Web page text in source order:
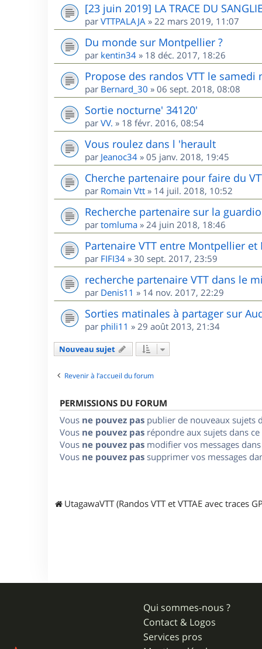
[23 juin 2019] LA TRACE DU
par VTTPALAJA » 22 mars 2019, 11:07
Du monde sur Montpellier ?
par kentin34 » 18 déc. 2017, 18:26
Propose des randos VTT le
par Bernard_30 » 06 sept. 2018, 08:08
Sortie nocturne' 34120'
par VV. » 18 févr. 2016, 08:54
Vous roulez dans l 'herault
par Jeanoc34 » 05 janv. 2018, 19:45
Cherche partenaire pour faire du
par Romain Vtt » 14 juil. 2018, 10:52
Recherche partenaire sur la
par tomluma » 24 juin 2018, 18:46
Partenaire VTT entre Montpellier et
par FIFI34 » 30 sept. 2017, 23:59
recherche partenaire VTT dans le
par Denis11 » 14 nov. 2017, 22:29
Sorties matinales à partager sur
par phili11 » 29 août 2013, 21:34
Nouveau sujet
Revenir à l’accueil du forum
PERMISSIONS DU FORUM
Vous ne pouvez pas publier de nouveaux sujets
Vous ne pouvez pas répondre aux sujets dans
Vous ne pouvez pas modifier vos messages
Vous ne pouvez pas supprimer vos messages
UtagawaVTT (Randos VTT et VTTAE avec traces
Qui sommes-nous ?
Contact & Logos
Services pros